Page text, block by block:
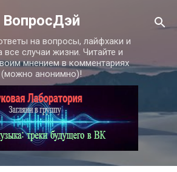
К основному контенту
ВопросДэй
на вопросы, лайфхаки и
все случаи жизни. Читайте и
мнением в комментариях
(можно анонимно)!